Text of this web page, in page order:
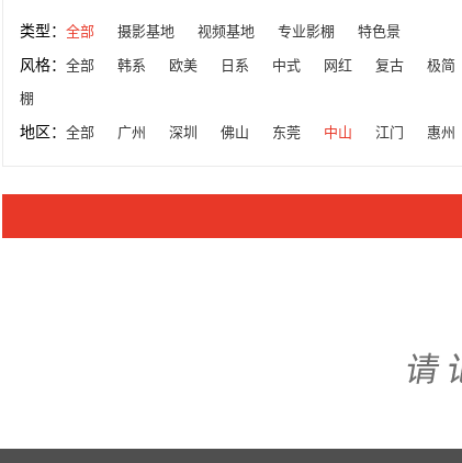
类型： 全部 摄影基地 视频基地 专业影棚 特色景
风格： 全部 韩系 欧美 日系 中式 网红 复古 极简
棚
地区： 全部 广州 深圳 佛山 东莞 中山 江门 惠州